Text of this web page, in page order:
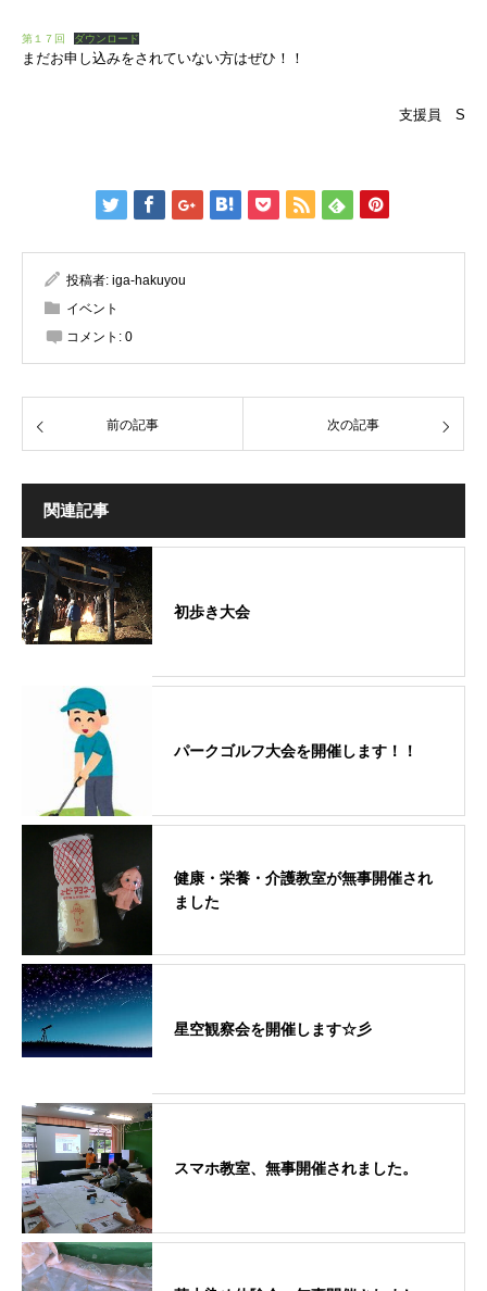
第１７回 ダウンロード
まだお申し込みをされていない方はぜひ！！
支援員 S
投稿者: iga-hakuyou
イベント
コメント: 0
前の記事 次の記事
関連記事
初歩き大会
パークゴルフ大会を開催します！！
健康・栄養・介護教室が無事開催され
ました
星空観察会を開催します☆彡
スマホ教室、無事開催されました。